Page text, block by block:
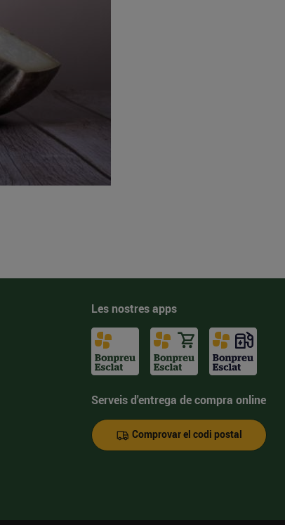
Les nostres apps
Serveis d'entrega de compra online
Comprovar el codi postal